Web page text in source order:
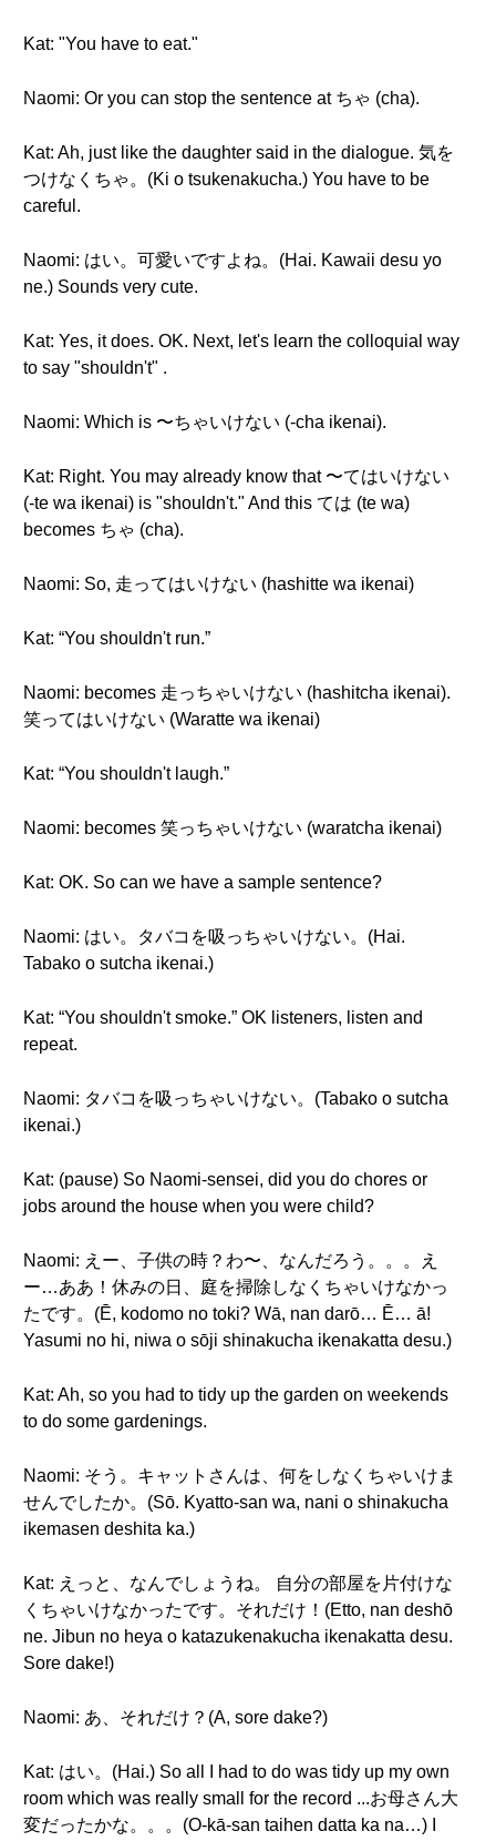
Kat: "You have to eat."
Naomi: Or you can stop the sentence at ちゃ (cha).
Kat: Ah, just like the daughter said in the dialogue. 気を
つけなくちゃ。(Ki o tsukenakucha.) You have to be
careful.
Naomi: はい。可愛いですよね。(Hai. Kawaii desu yo
ne.) Sounds very cute.
Kat: Yes, it does. OK. Next, let's learn the colloquial way
to say "shouldn't" .
Naomi: Which is 〜ちゃいけない (-cha ikenai).
Kat: Right. You may already know that 〜てはいけない
(-te wa ikenai) is "shouldn't." And this ては (te wa)
becomes ちゃ (cha).
Naomi: So, 走ってはいけない (hashitte wa ikenai)
Kat: “You shouldn't run.”
Naomi: becomes 走っちゃいけない (hashitcha ikenai).
笑ってはいけない (Waratte wa ikenai)
Kat: “You shouldn't laugh.”
Naomi: becomes 笑っちゃいけない (waratcha ikenai)
Kat: OK. So can we have a sample sentence?
Naomi: はい。タバコを吸っちゃいけない。(Hai.
Tabako o sutcha ikenai.)
Kat: “You shouldn't smoke.” OK listeners, listen and
repeat.
Naomi: タバコを吸っちゃいけない。(Tabako o sutcha
ikenai.)
Kat: (pause) So Naomi-sensei, did you do chores or
jobs around the house when you were child?
Naomi: えー、子供の時？わ〜、なんだろう。。。え
ー…ああ！休みの日、庭を掃除しなくちゃいけなかっ
たです。(Ē, kodomo no toki? Wā, nan darō… Ē… ā!
Yasumi no hi, niwa o sōji shinakucha ikenakatta desu.)
Kat: Ah, so you had to tidy up the garden on weekends
to do some gardenings.
Naomi: そう。キャットさんは、何をしなくちゃいけま
せんでしたか。(Sō. Kyatto-san wa, nani o shinakucha
ikemasen deshita ka.)
Kat: えっと、なんでしょうね。 自分の部屋を片付けな
くちゃいけなかったです。それだけ！(Etto, nan deshō
ne. Jibun no heya o katazukenakucha ikenakatta desu.
Sore dake!)
Naomi: あ、それだけ？(A, sore dake?)
Kat: はい。(Hai.) So all I had to do was tidy up my own
room which was really small for the record ...お母さん大
変だったかな。。。(O-kā-san taihen datta ka na…) I